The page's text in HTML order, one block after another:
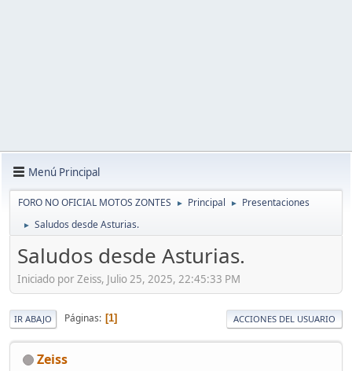
Menú Principal
FORO NO OFICIAL MOTOS ZONTES ► Principal ► Presentaciones
► Saludos desde Asturias.
Saludos desde Asturias.
Iniciado por Zeiss, Julio 25, 2025, 22:45:33 PM
IR ABAJO Páginas 1 ACCIONES DEL USUARIO
Zeiss